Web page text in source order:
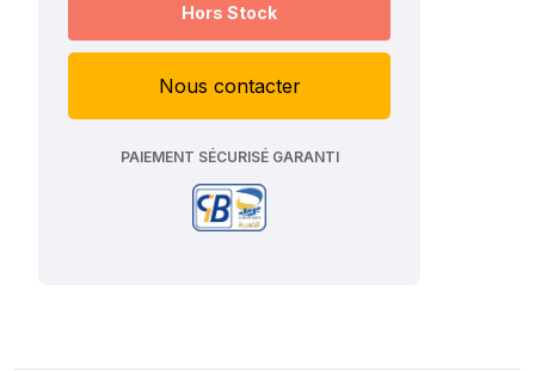
Hors Stock
Nous contacter
PAIEMENT SÉCURISÉ GARANTI